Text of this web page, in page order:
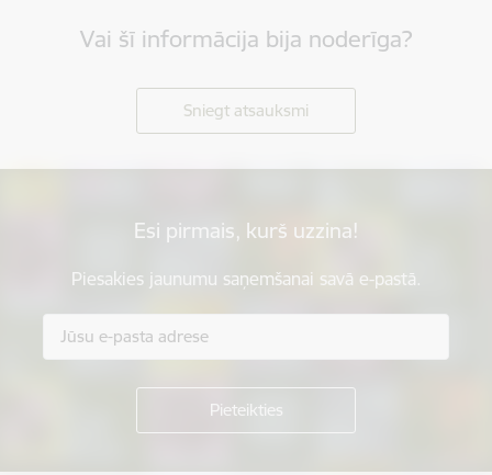
Vai šī informācija bija noderīga?
Sniegt atsauksmi
Esi pirmais, kurš uzzina!
Piesakies jaunumu saņemšanai savā e-pastā.